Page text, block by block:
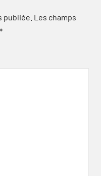
publiée. Les champs
*